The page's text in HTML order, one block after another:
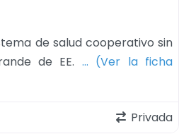
de salud cooperativo sin
de EE. … (Ver la ficha
Privada